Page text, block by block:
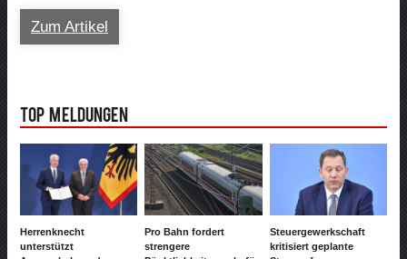
Zum Artikel
Top Meldungen
Herrenknecht
unterstützt
Pro Bahn fordert
strengere
Steuergewerkschaft
kritisiert geplante